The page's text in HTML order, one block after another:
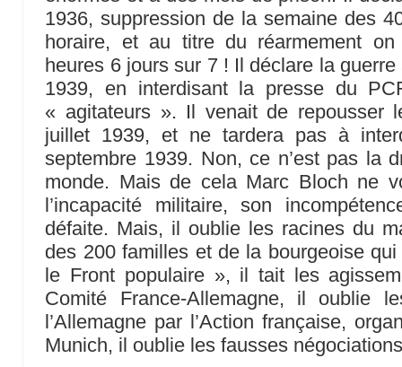
1936, suppression de la semaine des
horaire, et au titre du réarmement on
heures 6 jours sur 7 ! Il déclare la
1939, en interdisant la presse du
« agitateurs ». Il venait de repousser
juillet 1939, et ne tardera pas à
septembre 1939. Non, ce n’est pas la
monde. Mais de cela Marc Bloch ne
l’incapacité militaire, son
défaite. Mais, il oublie les racines du
des 200 familles et de la bourgeoise
le Front populaire », il tait les
Comité France-Allemagne, il oublie
l’Allemagne par l’Action française,
Munich, il oublie les fausses